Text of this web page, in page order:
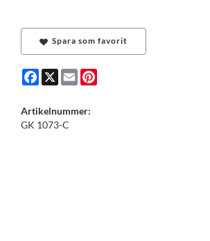
Spara som favorit
Facebook
X Email
Artikelnummer:
GK 1073-C